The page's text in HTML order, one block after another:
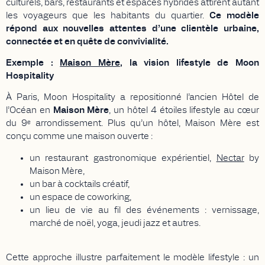
culturels, bars, restaurants et espaces hybrides attirent autant
les voyageurs que les habitants du quartier. Ce modèle
répond aux nouvelles attentes d’une clientèle urbaine,
connectée et en quête de convivialité.
Exemple : Maison Mère, la vision lifestyle de Moon
Hospitality
À Paris, Moon Hospitality a repositionné l’ancien Hôtel de
l’Océan en Maison Mère, un hôtel 4 étoiles lifestyle au cœur
du 9ᵉ arrondissement. Plus qu’un hôtel, Maison Mère est
conçu comme une maison ouverte :
un restaurant gastronomique expérientiel, Nectarby
Maison Mère,
un bar à cocktails créatif,
un espace de coworking,
un lieu de vie au fil des événements : vernissage,
marché de noël, yoga, jeudi jazz et autres.
Cette approche illustre parfaitement le modèle lifestyle : un